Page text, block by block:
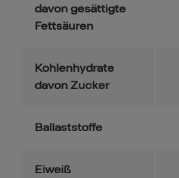
davon gesättigte
Fettsäuren
Kohlenhydrate
davon Zucker
Ballaststoffe
Eiweiß